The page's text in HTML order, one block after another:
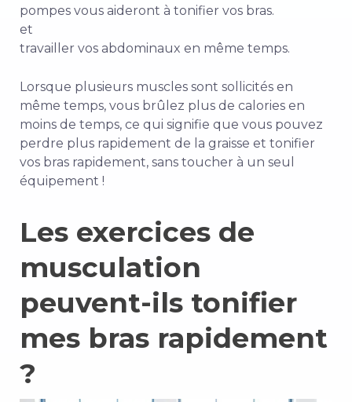
pompes vous aideront à tonifier vos bras.
et
travailler vos abdominaux en même temps.
Lorsque plusieurs muscles sont sollicités en
même temps, vous brûlez plus de calories en
moins de temps, ce qui signifie que vous pouvez
perdre plus rapidement de la graisse et tonifier
vos bras rapidement, sans toucher à un seul
équipement !
Les exercices de
musculation
peuvent-ils tonifier
mes bras rapidement
?